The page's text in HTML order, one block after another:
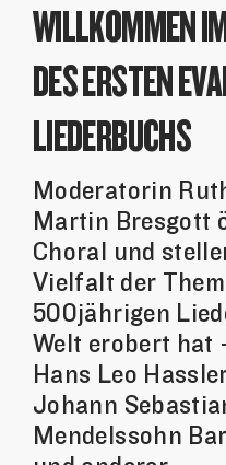
WILLKOMMEN
DES ERSTEN
LIEDERBUCHS
Moderatorin
Martin Bresgott
Choral und
Vielfalt der
500jährigen
Welt erobert hat
Hans Leo
Johann
Mendelssohn